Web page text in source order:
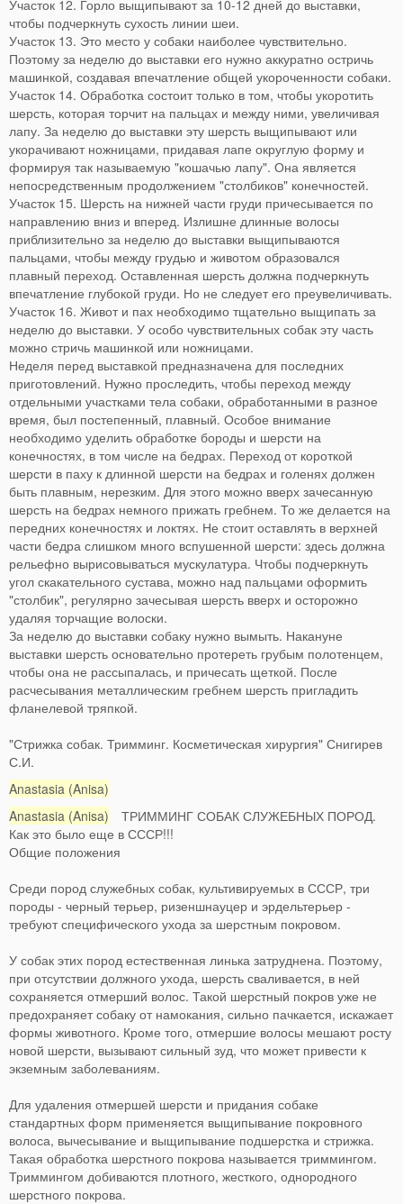
Участок 12. Горло выщипывают за 10-12 дней до выставки,
чтобы подчеркнуть сухость линии шеи.
Участок 13. Это место у собаки наиболее чувствительно.
Поэтому за неделю до выставки его нужно аккуратно остричь
машинкой, создавая впечатление общей укороченности собаки.
Участок 14. Обработка состоит только в том, чтобы укоротить
шерсть, которая торчит на пальцах и между ними, увеличивая
лапу. За неделю до выставки эту шерсть выщипывают или
укорачивают ножницами, придавая лапе округлую форму и
формируя так называемую "кошачью лапу". Она является
непосредственным продолжением "столбиков" конечностей.
Участок 15. Шерсть на нижней части груди причесывается по
направлению вниз и вперед. Излишне длинные волосы
приблизительно за неделю до выставки выщипываются
пальцами, чтобы между грудью и животом образовался
плавный переход. Оставленная шерсть должна подчеркнуть
впечатление глубокой груди. Но не следует его преувеличивать.
Участок 16. Живот и пах необходимо тщательно выщипать за
неделю до выставки. У особо чувствительных собак эту часть
можно стричь машинкой или ножницами.
Неделя перед выставкой предназначена для последних
приготовлений. Нужно проследить, чтобы переход между
отдельными участками тела собаки, обработанными в разное
время, был постепенный, плавный. Особое внимание
необходимо уделить обработке бороды и шерсти на
конечностях, в том числе на бедрах. Переход от короткой
шерсти в паху к длинной шерсти на бедрах и голенях должен
быть плавным, нерезким. Для этого можно вверх зачесанную
шерсть на бедрах немного прижать гребнем. То же делается на
передних конечностях и локтях. Не стоит оставлять в верхней
части бедра слишком много вспушенной шерсти: здесь должна
рельефно вырисовываться мускулатура. Чтобы подчеркнуть
угол скакательного сустава, можно над пальцами оформить
"столбик", регулярно зачесывая шерсть вверх и осторожно
удаляя торчащие волоски.
За неделю до выставки собаку нужно вымыть. Накануне
выставки шерсть основательно протереть грубым полотенцем,
чтобы она не рассыпалась, и причесать щеткой. После
расчесывания металлическим гребнем шерсть пригладить
фланелевой тряпкой.
"Стрижка собак. Тримминг. Косметическая хирургия" Снигирев
С.И.
Anastasia (Anisa)
Anastasia (Anisa) ТРИММИНГ СОБАК СЛУЖЕБНЫХ ПОРОД.
Как это было еще в СССР!!!
Общие положения
Среди пород служебных собак, культивируемых в СССР, три
породы - черный терьер, ризеншнауцер и эрдельтерьер -
требуют специфического ухода за шерстным покровом.
У собак этих пород естественная линька затруднена. Поэтому,
при отсутствии должного ухода, шерсть сваливается, в ней
сохраняется отмерший волос. Такой шерстный покров уже не
предохраняет собаку от намокания, сильно пачкается, искажает
формы животного. Кроме того, отмершие волосы мешают росту
новой шерсти, вызывают сильный зуд, что может привести к
экземным заболеваниям.
Для удаления отмершей шерсти и придания собаке
стандартных форм применяется выщипывание покровного
волоса, вычесывание и выщипывание подшерстка и стрижка.
Такая обработка шерстного покрова называется триммингом.
Триммингом добиваются плотного, жесткого, однородного
шерстного покрова.